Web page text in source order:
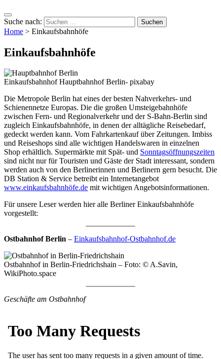
Suche nach:
Home > Einkaufsbahnhöfe
Einkaufsbahnhöfe
Einkaufsbahnhof Hauptbahnhof Berlin- pixabay
Die Metropole Berlin hat eines der besten Nahverkehrs- und
Schienennetze Europas. Die die großen Umsteigebahnhöfe
zwischen Fern- und Regionalverkehr und der S-Bahn-Berlin sind
zugleich Einkaufsbahnhöfe, in denen der alltägliche Reisebedarf,
gedeckt werden kann. Vom Fahrkartenkauf über Zeitungen. Imbiss
und Reiseshops sind alle wichtigen Handelswaren in einzelnen
Shop erhältlich. Supermärkte mit Spät- und Sonntagsöffnungszeiten
sind nicht nur für Touristen und Gäste der Stadt interessant, sondern
werden auch von den Berlinerinnen und Berlinern gern besucht. Die
DB Station & Service betreibt ein Internetangebot
www.einkaufsbahnhöfe.de mit wichtigen Angebotsinformationen.
Für unsere Leser werden hier alle Berliner Einkaufsbahnhöfe
vorgestellt:
Ostbahnhof Berlin – Einkaufsbahnhof-Ostbahnhof.de
Ostbahnhof in Berlin-Friedrichshain – Foto: © A.Savin,
WikiPhoto.space
Geschäfte am Ostbahnhof